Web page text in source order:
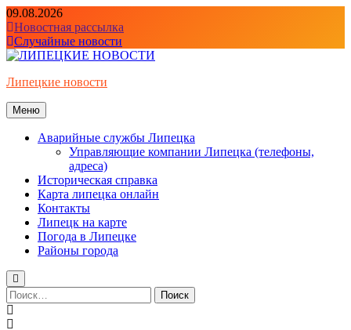
Перейти
к
содержимому
09.08.2026
Новостная рассылка
Случайные новости
Липецкие новости
Меню
Аварийные службы Липецка
Управляющие компании Липецка (телефоны,
адреса)
Историческая справка
Карта липецка онлайн
Контакты
Липецк на карте
Погода в Липецке
Районы города
Найти: